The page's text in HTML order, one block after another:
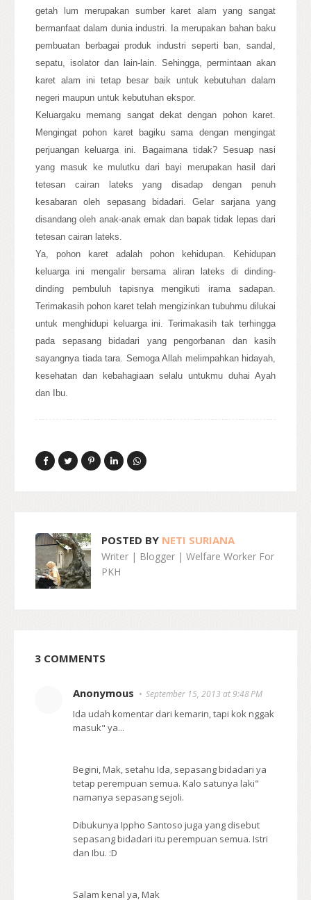
getah lum merupakan sumber karet alam yang sangat
bermanfaat dalam dunia industri. Ia merupakan bahan baku
pembuatan berbagai produk industri seperti ban, sandal,
sepatu, isolator dan lain-lain. Sehingga, permintaan akan
karet alam ini tetap besar baik untuk kebutuhan dalam
negeri maupun untuk kebutuhan ekspor.
Keluargaku memang sangat dekat dengan pohon karet.
Mengingat pohon karet bagiku sama dengan mengingat
perjuangan keluarga ini. Bagaimana tidak? Sesuap nasi
yang masuk ke mulutku dari bayi merupakan hasil dari
tetesan cairan lateks yang disadap dengan penuh
kesabaran oleh sepasang bidadari. Gelar sarjana yang
disandang oleh anak-anak emak dan bapak tidak lepas dari
tetesan cairan lateks.
Ya, pohon karet adalah pohon kehidupan. Kehidupan
keluarga ini mengalir bersama aliran lateks di dinding-
dinding pembuluh tapisnya mengikuti irama sadapan.
Terimakasih pohon karet telah mengizinkan tubuhmu dilukai
untuk menghidupi keluarga ini. Terimakasih tak terhingga
pada sepasang bidadari yang pengorbanan dan kasih
sayangnya tiada tara. Semoga Allah melimpahkan hidayah,
kesehatan dan kebahagiaan selalu untukmu duhai Ayah
dan Ibu.
POSTED BY NETI SURIANA
Writer | Blogger | Welfare Worker For
PKH
3 COMMENTS
Anonymous September 15, 2013 at 9:48 PM
Ida udah komentar dari kemarin, tapi kok nggak
masuk" ya...
Begini, Mak, setahu Ida, sepasang bidadari ya
tetap perempuan semua. Kalo satunya laki"
namanya sepasang sejoli.
Dibukunya Ippho Santoso juga yang disebut
sepasang bidadari itu perempuan semua. Istri
dan Ibu. :D
Salam kenal ya, Mak